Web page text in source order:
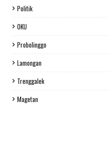
Politik
OKU
Probolinggo
Lamongan
Trenggalek
Magetan